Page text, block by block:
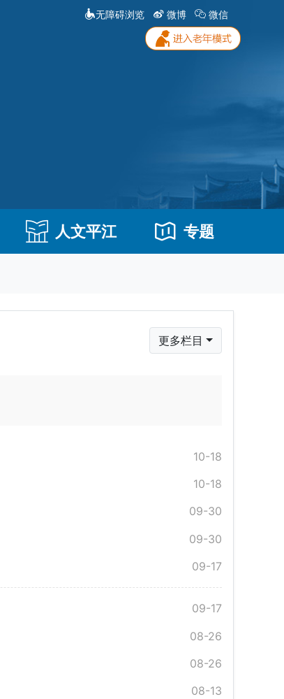
无障碍浏览 微博 微信
人文平江 专题
更多栏目
10-18
10-18
09-30
09-30
09-17
09-17
08-26
08-26
08-13